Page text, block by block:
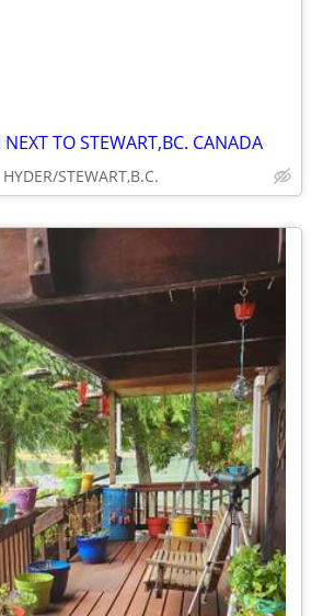
TO STEWART,BC. CANADA
HYDER/STEWART,B.C.